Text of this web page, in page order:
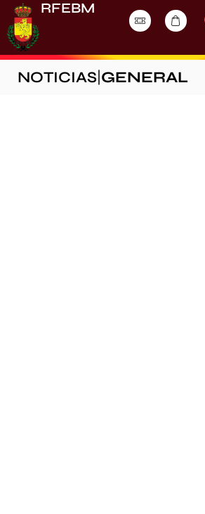
RFEBM
NOTICIAS GENERAL